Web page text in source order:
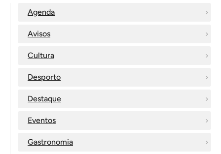
Agenda
Avisos
Cultura
Desporto
Destaque
Eventos
Gastronomia